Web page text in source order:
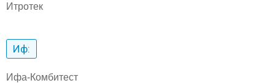
Итротек
Иф:
Ифа-Комбитест